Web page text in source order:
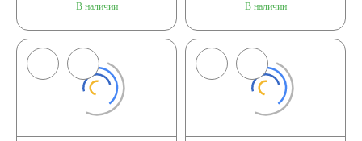
В наличии В наличии